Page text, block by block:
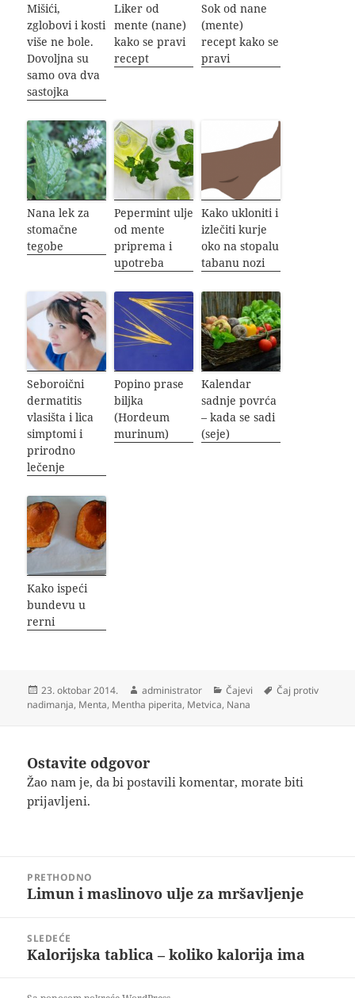
Mišići,
zglobovi i kosti
više ne bole.
Dovoljna su
samo ova dva
sastojka
Liker od
mente (nane)
kako se pravi
recept
Sok od nane
(mente)
recept kako se
pravi
Nana lek za
stomačne
tegobe
Pepermint ulje
od mente
priprema i
upotreba
Kako ukloniti i
izlečiti kurje
oko na stopalu
tabanu nozi
Seboroični
dermatitis
vlasišta i lica
simptomi i
prirodno
lečenje
Popino prase
biljka
(Hordeum
murinum)
Kalendar
sadnje povrća
– kada se sadi
(seje)
Kako ispeći
bundevu u
rerni
Objavljeno
23. oktobar 2014. Autor
administrator Kategorije
Čajevi Oznake
Čaj protiv
nadimanja, Menta, Mentha piperita, Metvica, Nana
Ostavite odgovor
Žao nam je, da bi postavili komentar, moratebiti
prijavljeni.
člankaPRETHODNO
Prethodni
Limun i maslinovo ulje za mršavljenje
SLEDEĆE
Sledeći
Kalorijska tablica – koliko kalorija ima